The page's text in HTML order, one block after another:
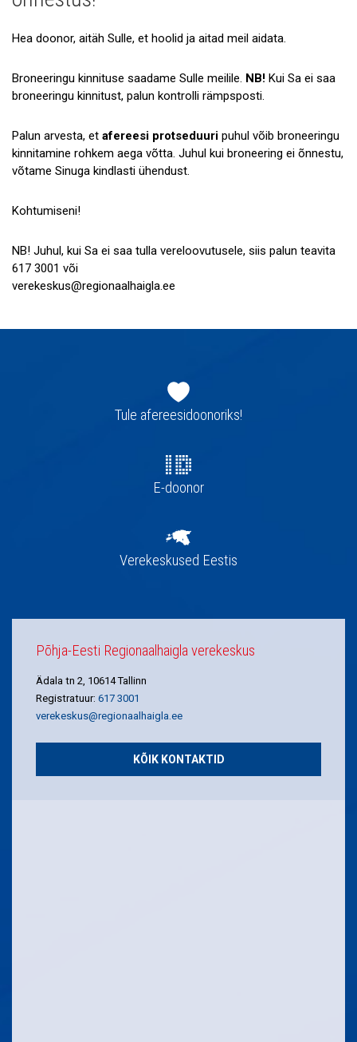
Hea doonor, aitäh Sulle, et hoolid ja aitad meil aidata.
Broneeringu kinnituse saadame Sulle meilile. NB! Kui Sa ei saa
broneeringu kinnitust, palun kontrolli rämpsposti.
Palun arvesta, et afereesi protseduuri puhul võib broneeringu
kinnitamine rohkem aega võtta. Juhul kui broneering ei õnnestu,
võtame Sinuga kindlasti ühendust.
Kohtumiseni!
NB! Juhul, kui Sa ei saa tulla vereloovutusele, siis palun teavita
617 3001 või
verekeskus@regionaalhaigla.ee
navigatsioonTule afereesidoonoriks!
E-doonor
Verekeskused Eestis
Põhja-Eesti Regionaalhaigla verekeskus
Ädala tn 2, 10614 Tallinn
Registratuur: 617 3001
verekeskus@regionaalhaigla.ee
KÕIK KONTAKTID